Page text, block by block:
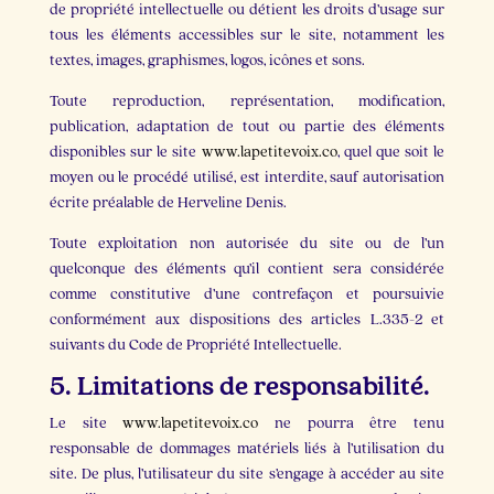
de propriété intellectuelle ou détient les droits d’usage sur
tous les éléments accessibles sur le site, notamment les
textes, images, graphismes, logos, icônes et sons.
Toute reproduction, représentation, modification,
publication, adaptation de tout ou partie des éléments
disponibles sur le site www.lapetitevoix.co, quel que soit le
moyen ou le procédé utilisé, est interdite, sauf autorisation
écrite préalable de Herveline Denis.
Toute exploitation non autorisée du site ou de l’un
quelconque des éléments qu’il contient sera considérée
comme constitutive d’une contrefaçon et poursuivie
conformément aux dispositions des articles L.335-2 et
suivants du Code de Propriété Intellectuelle.
5. Limitations de responsabilité.
Le sitewww.lapetitevoix.co ne pourra être tenu
responsable de dommages matériels liés à l’utilisation du
site. De plus, l’utilisateur du site s’engage à accéder au site